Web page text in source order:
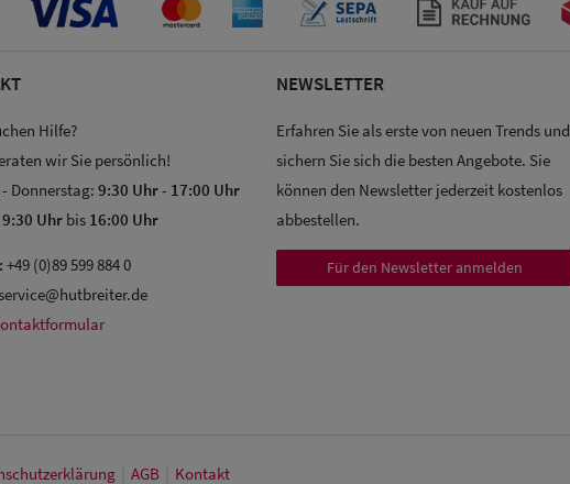
Hilfe?
wir Sie persönlich!
Donnerstag: 9:30 Uhr- 17:00 Uhr
9:30 Uhr bis 16:00 Uhr
+49 (0)89 599 884 0
NEWSLETTER
Erfahren Sie als erste von neuen Trends und
sichern Sie sich die besten Angebote. Sie
können den Newsletter jederzeit kostenlos
abbestellen.
Für den Newsletter anmelden
AGB Kontakt